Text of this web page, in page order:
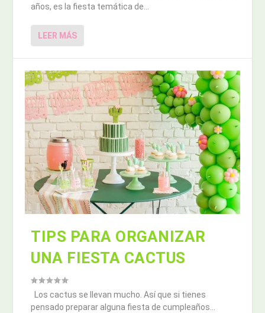
años, es la fiesta temática de...
LEER MÁS
TIPS PARA ORGANIZAR
UNA FIESTA CACTUS
Los cactus se llevan mucho. Así que si tienes
pensado preparar alguna fiesta de cumpleaños...